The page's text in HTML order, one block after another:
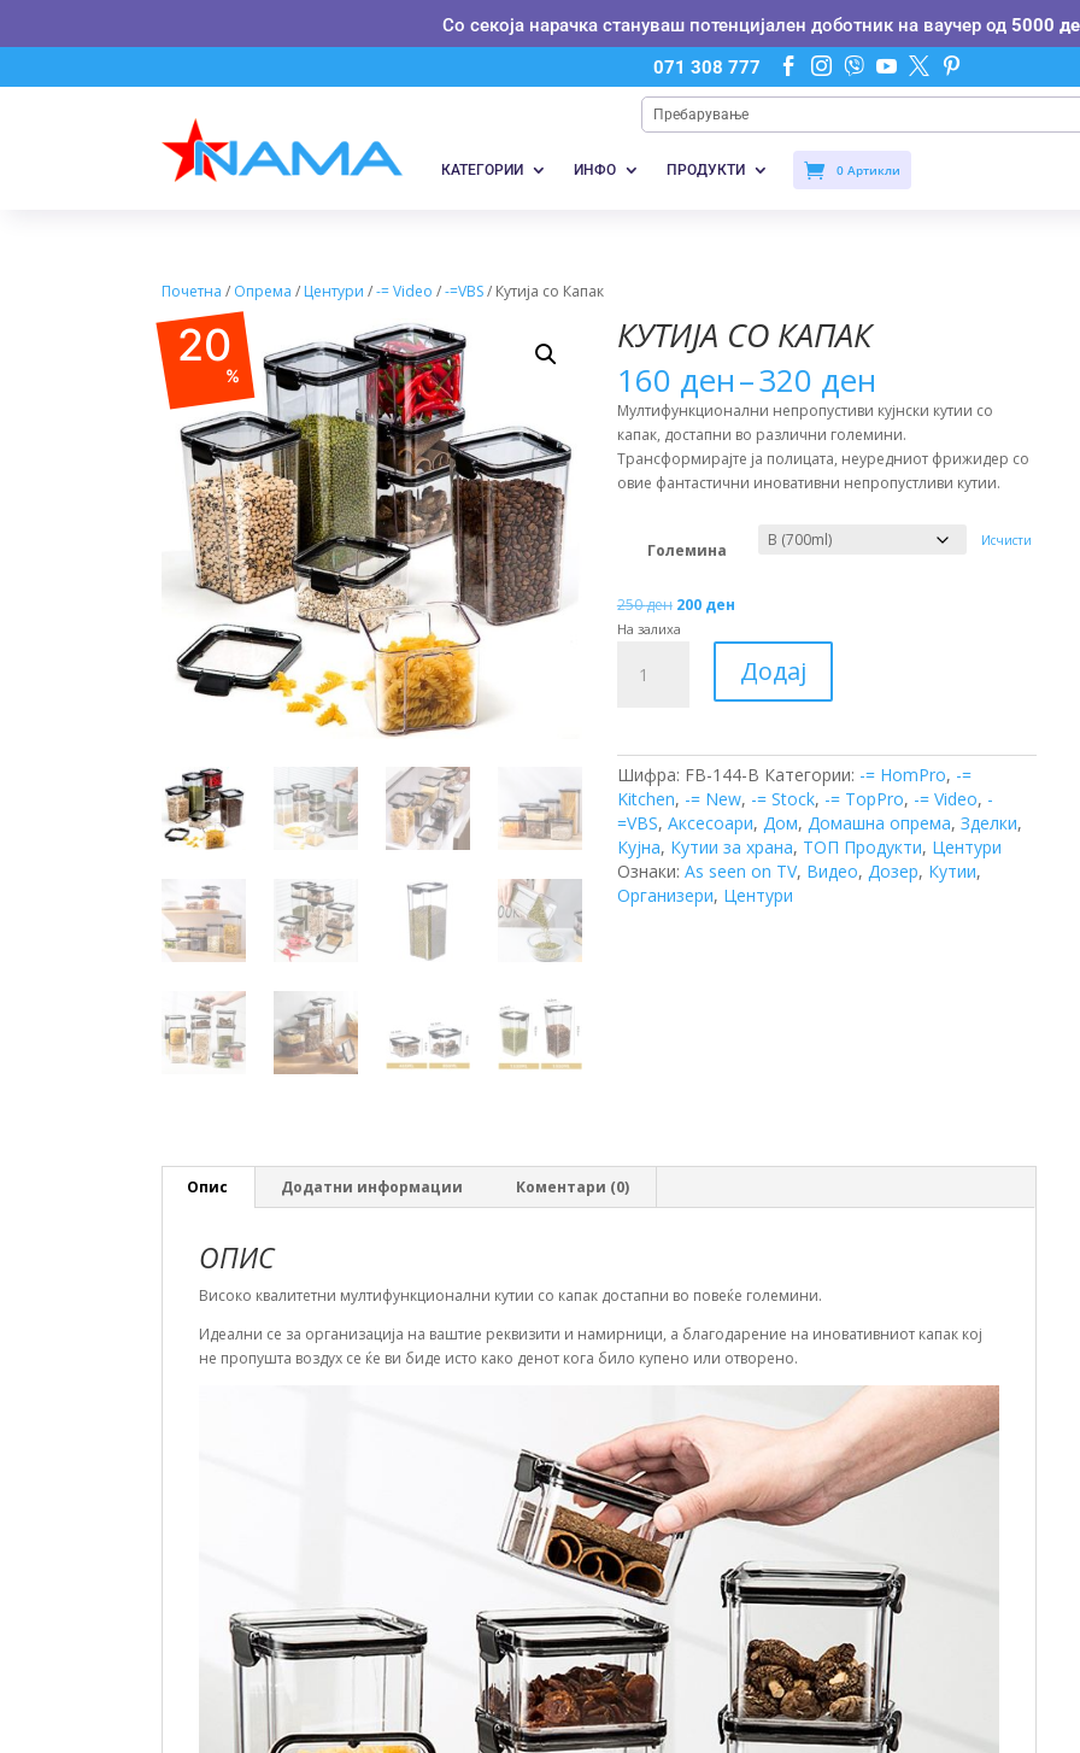
Со секоја нарачка стануваш потенцијален доботник на ваучер од 5000
071 308 777      
КАТЕГОРИИ ИНФО ПРОДУКТИ 0 Артикли
Почетна / Опрема / Центури /-= Video /-=VBS/ Кутија со Капак
20
%
КУТИЈА СО КАПАК
160 ден–320 ден
range:
160 ден
through
320 ден
Мултифункционални непропустиви кујнски кутии со
капак, достапни во различни големини.
Трансформирајте ја полицата, неуредниот фрижидер со
овие фантастични иновативни непропустливи кутии.
Големина Исчисти
250ден Original
price
200 денCurrent
200 ден.
На залиха
Додај
Шифра: FB-144-B Категории: -= HomPro, -=
Kitchen, -= New, -= Stock, -= TopPro, -= Video, -
=VBS, Аксесоари, Дом, Домашна опрема, Зделки,
Кујна, Кутии за храна, ТОП Продукти, Центури
Ознаки: As seen on TV, Видео, Дозер, Кутии,
Организери, Центури
Опис Додатни информации Коментари (0)
ОПИС
Високо квалитетни мултифункционални кутии со капак достапни во повеќе големини.
Идеални се за организација на ваштие реквизити и намирници, а благодарение на иновативниот капак кој
не пропушта воздух се ќе ви биде исто како денот кога било купено или отворено.